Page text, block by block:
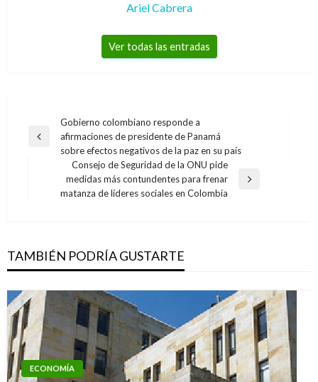
Ariel Cabrera
Ver todas las entradas
Navegación
de
entradas
Entrada
Gobierno colombiano responde a
afirmaciones de presidente de Panamá
sobre efectos negativos de la paz en su país
Entrada
siguiente
Consejo de Seguridad de la ONU pide
medidas más contundentes para frenar
matanza de líderes sociales en Colombia
TAMBIÉN PODRÍA GUSTARTE
ECONOMÍA